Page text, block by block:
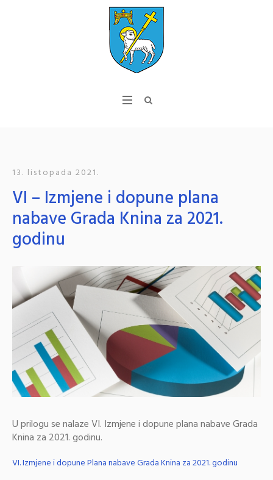
13. listopada 2021.
VI – Izmjene i dopune plana
nabave Grada Knina za 2021.
godinu
U prilogu se nalaze VI. Izmjene i dopune plana nabave Grada
Knina za 2021. godinu.
VI. Izmjene i dopune Plana nabave Grada Knina za 2021. godinu